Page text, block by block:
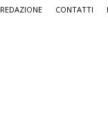
REDAZIONE CONTATTI